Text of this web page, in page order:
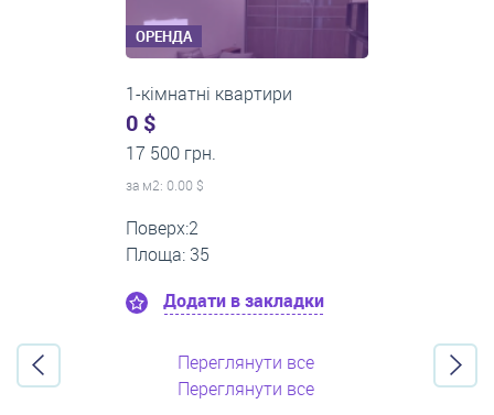
ОРЕНДА
3-кімнатні квартири
500 $
0 грн.
за м2: 8.33 $
Поверх:3
Площа: 60
Додати в закладки
Переглянути все
Переглянути все